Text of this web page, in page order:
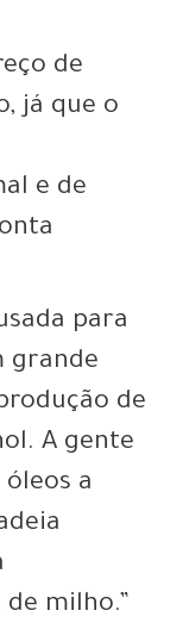
de
já que o
e de
para
grande
de
A gente
a
milho.”